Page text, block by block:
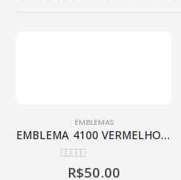
EMBLEMAS
EMBLEMA 4100 VERMELHO OPALA
de 5
R$50.00